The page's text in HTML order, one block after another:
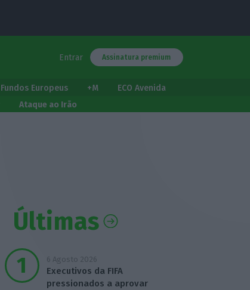
Entrar Assinatura premium
Fundos Europeus +M
ECO Avenida
Ataque ao Irão
Últimas
6 Agosto 2026
Executivos da FIFA
pressionados a aprovar